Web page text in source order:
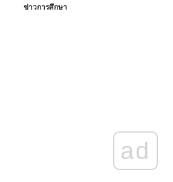
ข่าวการศึกษา
ad